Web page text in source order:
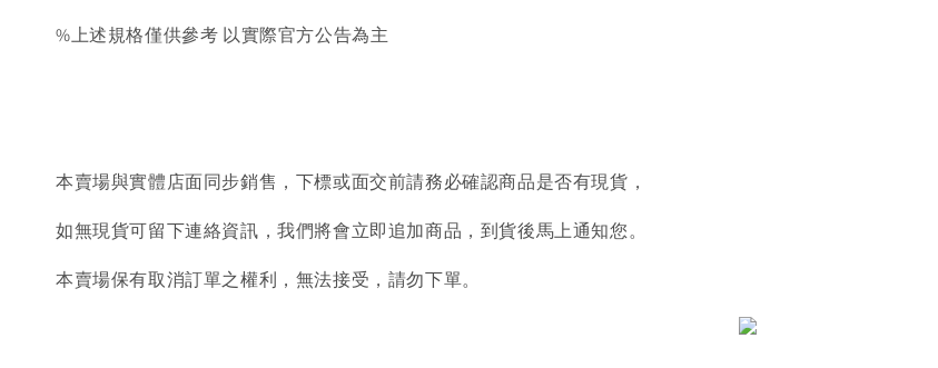
%上述規格僅供參考 以實際官方公告為主
本賣場與實體店面同步銷售，下標或面交前請務必確認商品是否有現貨，
如無現貨可留下連絡資訊，我們將會立即追加商品，到貨後馬上通知您。
本賣場保有取消訂單之權利，無法接受，請勿下單。